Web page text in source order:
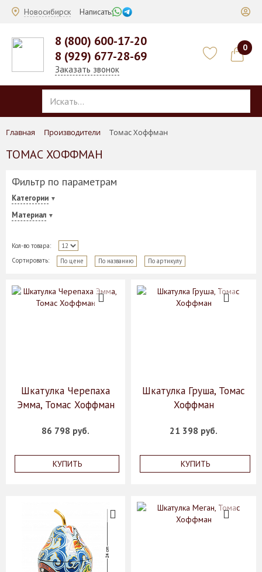
Новосибирск Написать:
8 (800) 600-17-20
8 (929) 677-28-69
Заказать звонок
0
Главная Производители Томас Хоффман
ТОМАС ХОФФМАН
Фильтр по параметрам
Категории
Материал
Кол-во товара:
Сортировать:
По цене По названию По артикулу
Шкатулка Черепаха
Эмма, Томас Хоффман
86 798 руб.
КУПИТЬ
Шкатулка Груша, Томас
Хоффман
21 398 руб.
КУПИТЬ